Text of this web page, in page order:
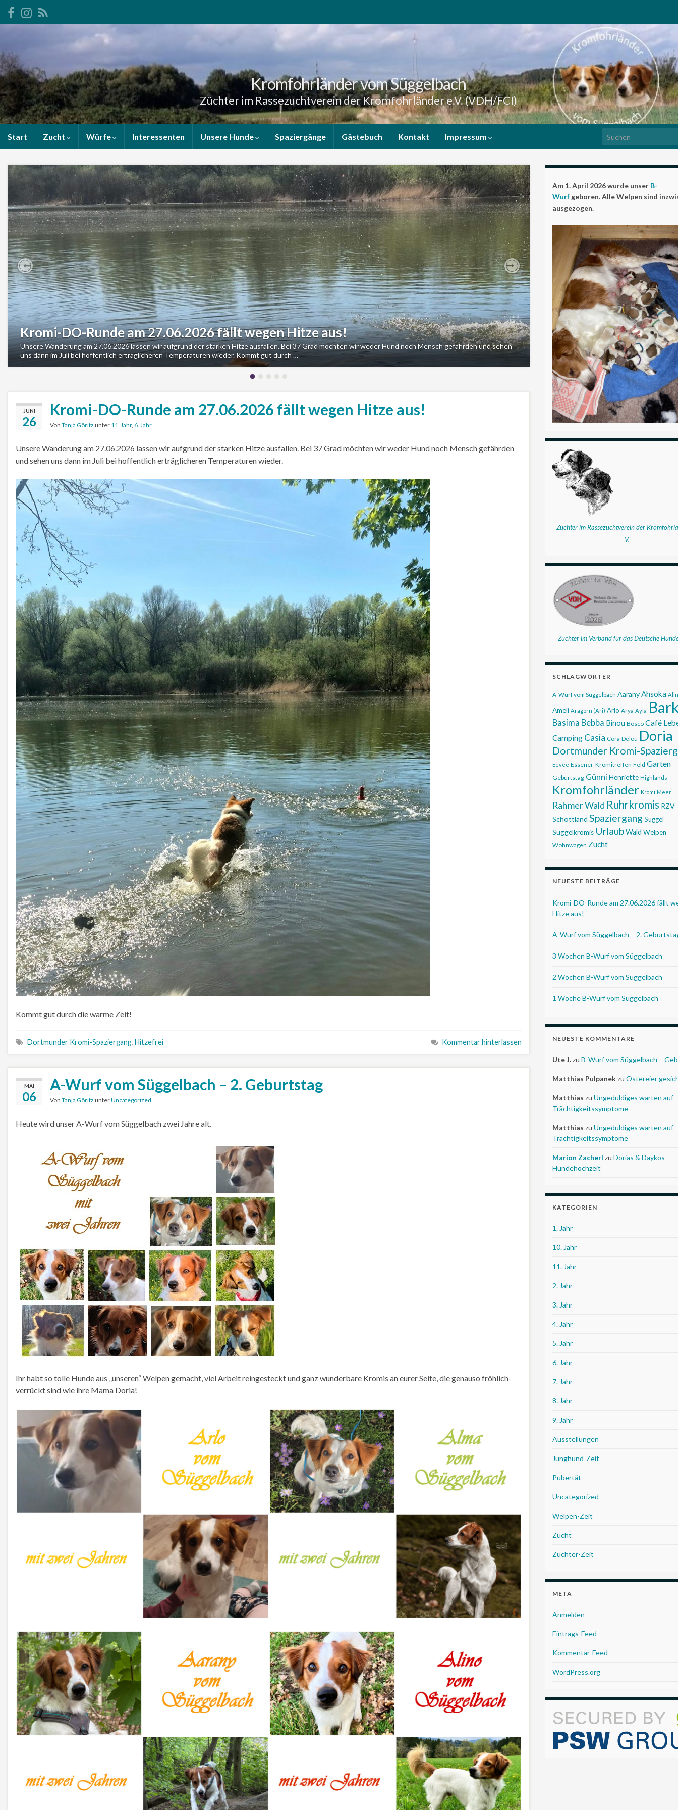
Kromfohrländer vom Süggelbach
Züchter im Rassezuchtverein der Kromfohrländer e.V. (VDH/FCI)
Start Zucht Würfe Interessenten Unsere Hunde Spaziergänge Gästebuch Kontakt Impressum Search for:
Kromi-DO-Runde am 27.06.2026 fällt wegen Hitze aus!
Unsere Wanderung am 27.06.2026 lassen wir aufgrund der starken Hitze ausfallen. Bei 37 Grad möchten wir weder Hund noch Mensch gefährden und sehen
uns dann im Juli bei hoffentlich erträglicheren Temperaturen wieder. Kommt gut durch …
Previous Next
JUNI
26
Kromi-DO-Runde am 27.06.2026 fällt wegen Hitze aus!
Von Tanja Göritz unter 11. Jahr, 6. Jahr
Unsere Wanderung am 27.06.2026 lassen wir aufgrund der starken Hitze ausfallen. Bei 37 Grad möchten wir weder Hund noch Mensch gefährden
und sehen uns dann im Juli bei hoffentlich erträglicheren Temperaturen wieder.
Kommt gut durch die warme Zeit!
Dortmunder Kromi-Spaziergang, Hitzefrei Kommentar hinterlassen
MAI
06
A-Wurf vom Süggelbach – 2. Geburtstag
Von Tanja Göritz unterUncategorized
Heute wird unser A-Wurf vom Süggelbach zwei Jahre alt.
Ihr habt so tolle Hunde aus „unseren“ Welpen gemacht, viel Arbeit reingesteckt und ganz wunderbare Kromis an eurer Seite, die genauso fröhlich-
verrückt sind wie ihre Mama Doria!
Am 1. April 2026 wurde unser B-
Wurf geboren. Alle Welpen sind
ausgezogen.
Züchter im Rassezuchtverein der
V.
Züchter im Verband für das Deutsche
SCHLAGWÖRTER
A-Wurf vom Süggelbach Aarany Ahsoka
Ameli Aragorn (Ari) Arlo Arya Ayla
Basima Bebba Binou Bosco Café
Camping Casia Cora Delou Doria
Dortmunder Kromi-
Eevee Essener-Kromitreffen Feld Garten
Geburtstag Günni Henriette Highlands
Kromfohrländer Kromi Meer
Rahmer Wald Ruhrkromis RZV
Schottland Spaziergang Süggel
Süggelkromis UrlaubWald Welpen
Wohnwagen Zucht
NEUESTE BEITRÄGE
Kromi-DO-Runde am 27.06.2026 fällt
Hitze aus!
A-Wurf vom Süggelbach – 2.
3 Wochen B-Wurf vom Süggelbach
2 Wochen B-Wurf vom Süggelbach
1 Woche B-Wurf vom Süggelbach
NEUESTE KOMMENTARE
Ute J.zu B-Wurf vom Süggelbach –
Matthias Pulpanekzu Ostereier
Matthias zu Ungeduldiges warten auf
Trächtigkeitssymptome
Matthias zu Ungeduldiges warten auf
Trächtigkeitssymptome
Marion Zacherl zu Dorias & Daykos
Hundehochzeit
KATEGORIEN
1. Jahr
10. Jahr
11. Jahr
2. Jahr
3. Jahr
4. Jahr
5. Jahr
6. Jahr
7. Jahr
8. Jahr
9. Jahr
Ausstellungen
Junghund-Zeit
Pubertät
Uncategorized
Welpen-Zeit
Zucht
Züchter-Zeit
META
Anmelden
Eintrags-Feed
Kommentar-Feed
WordPress.org